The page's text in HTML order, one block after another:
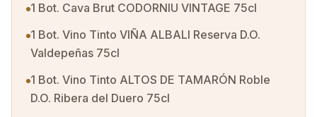
1 Bot. Cava Brut CODORNIU VINTAGE 75cl
1 Bot. Vino Tinto VIÑA ALBALI Reserva D.O.
Valdepeñas 75cl
1 Bot. Vino Tinto ALTOS DE TAMARÓN Roble
D.O. Ribera del Duero 75cl